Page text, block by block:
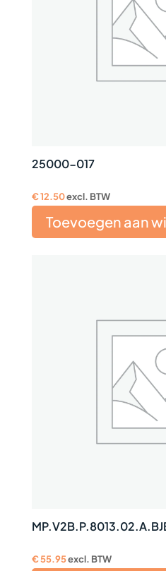
25000-017
€12.50excl. BTW
Toevoegen aan
€55.95excl. BTW